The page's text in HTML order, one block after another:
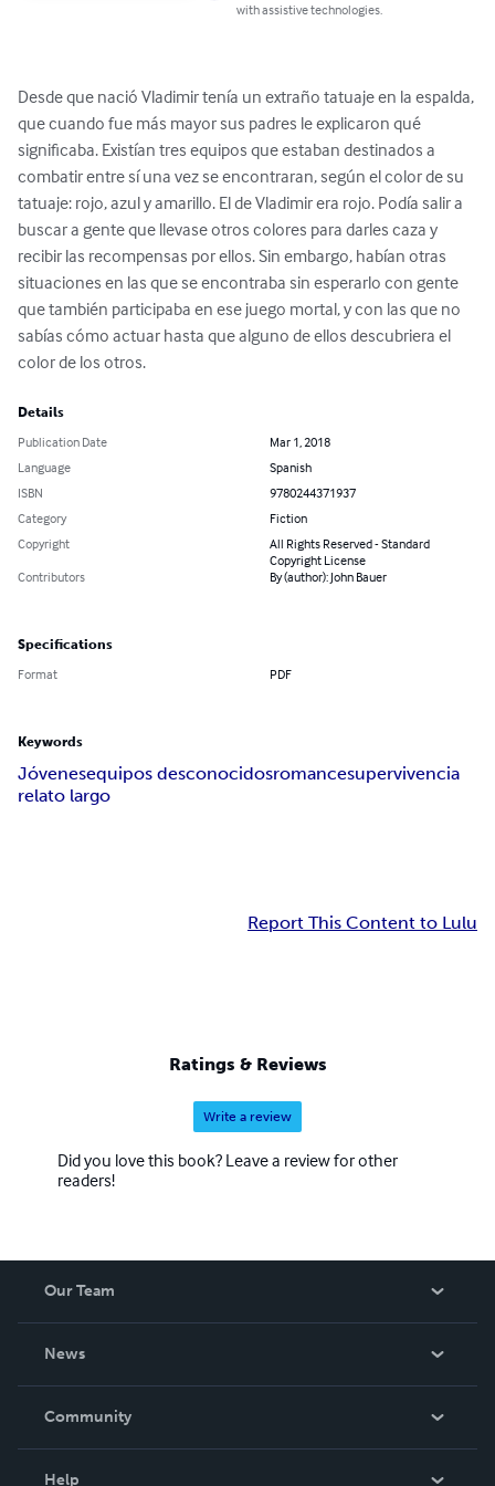
with assistive technologies.
Desde que nació Vladimir tenía un extraño tatuaje en la espalda,
que cuando fue más mayor sus padres le explicaron qué
significaba. Existían tres equipos que estaban destinados a
combatir entre sí una vez se encontraran, según el color de su
tatuaje: rojo, azul y amarillo. El de Vladimir era rojo. Podía salir a
buscar a gente que llevase otros colores para darles caza y
recibir las recompensas por ellos. Sin embargo, habían otras
situaciones en las que se encontraba sin esperarlo con gente
que también participaba en ese juego mortal, y con las que no
sabías cómo actuar hasta que alguno de ellos descubriera el
color de los otros.
Details
Publication Date
Mar 1, 2018
Language
Spanish
ISBN
9780244371937
Category
Fiction
Copyright
All Rights Reserved - Standard
Copyright License
Contributors
By (author): John Bauer
Specifications
Format PDF
Keywords
Jóvenesequipos desconocidosromancesupervivencia
relato largo
Report This Content to Lulu
Ratings & Reviews
Write a review
Did you love this book? Leave a review for other
readers!
Our Team
News
In The News
Community
Help